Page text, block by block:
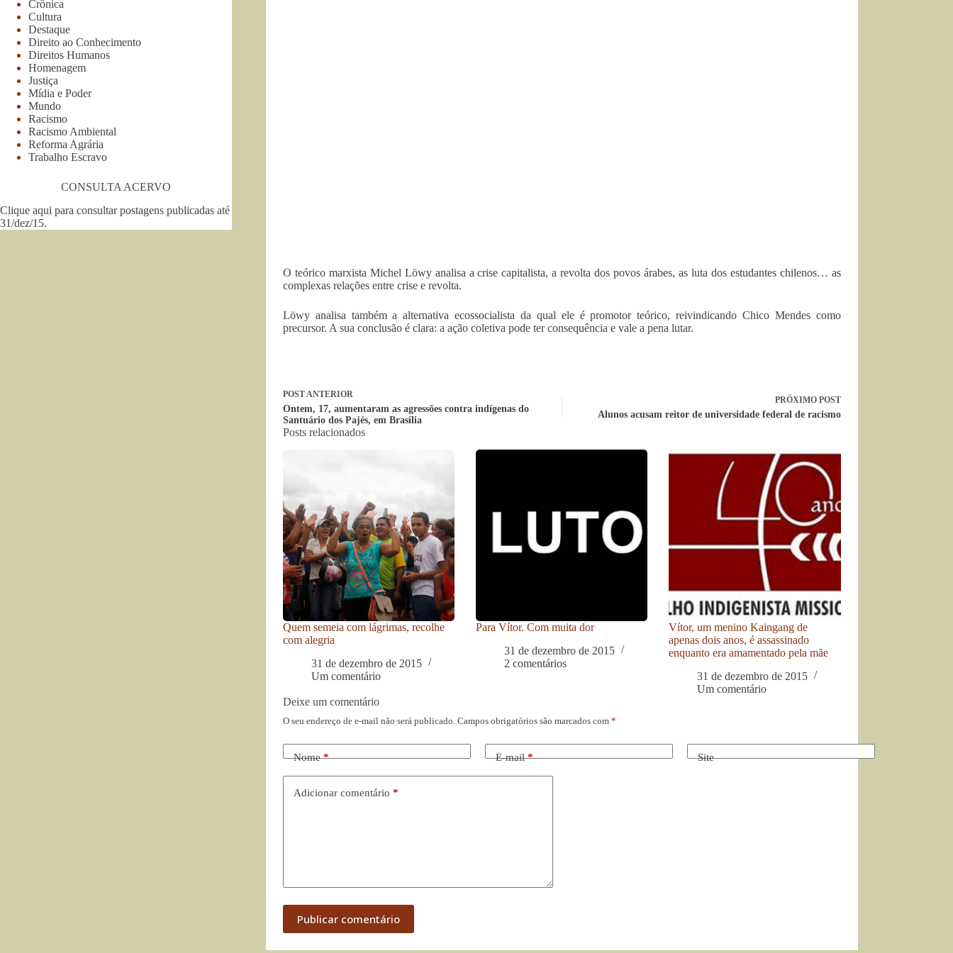
O teórico marxista Michel Löwy analisa a crise capitalista, a revolta dos povos árabes, as luta dos estudantes chilenos… as
complexas relações entre crise e revolta.
Löwy analisa também a alternativa ecossocialista da qual ele é promotor teórico, reivindicando Chico Mendes como
precursor. A sua conclusão é clara: a ação coletiva pode ter consequência e vale a pena lutar.
POSTANTERIOR
Ontem, 17, aumentaram as agressões contra indígenas do
Santuário dos Pajés, em Brasília
PRÓXIMO POST
Alunos acusam reitor de universidade federal de racismo
Posts relacionados
Quem semeia com lágrimas, recolhe
com alegria
31 de dezembro de 2015
Um comentário
Para Vítor. Com muita dor
31 de dezembro de 2015
2 comentários
Vítor, um menino Kaingang de
apenas dois anos, é assassinado
enquanto era amamentado pela mãe
31 de dezembro de 2015
Um comentário
Deixe um comentário
O seu endereço de e-mail não será publicado. Campos obrigatórios são marcados com *
Nome* E-mail* Site
Adicionar comentário *
Publicar comentário
Crônica
Cultura
Destaque
Direito ao Conhecimento
Direitos Humanos
Homenagem
Justiça
Mídia e Poder
Mundo
Racismo
Racismo Ambiental
Reforma Agrária
Trabalho Escravo
CONSULTA ACERVO
Clique aqui para consultar postagens publicadas até
31/dez/15.